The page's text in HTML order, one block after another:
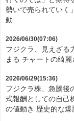
勢いで売られていく
動…
2026/06/30(07:06)
フジクラ、見えざる
まる チャートの綺
2026/06/29(15:36)
フジクラ株、急騰後
式報酬としての自己
の値動き 歴史的な